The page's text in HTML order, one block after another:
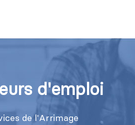
d'emploi
de l'Arrimage